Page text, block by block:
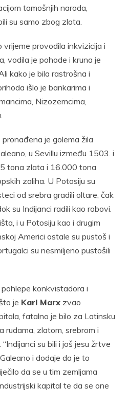
tamošnjih naroda,
su samo zbog zlata.
vrijeme provodila inkvizicija i
vodila je pohode i kruna je
kako je bila rastrošna i
išlo je bankarima i
Nizozemcima,
je golema žila
u Sevillu između 1503. i
tona zlata i 16.000 tona
zaliha. U Potosiju su
od srebra gradili oltare, čak
su Indijanci radili kao robovi.
i u Potosiju kao i drugim
Americi ostale su pustoš i
su nesmiljeno pustošili
konkvistadora i
je Karl Marx zvao
fatalno je bilo za Latinsku
rudama, zlatom, srebrom i
su bili i još jesu žrtve
i dodaje da je to
da se u tim zemljama
kapital te da se one